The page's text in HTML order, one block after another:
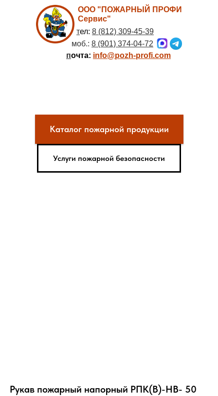
ООО "ПОЖАРНЫЙ ПРОФИ
Сервис"
почта: info@pozh-profi.com
тел: 8 (812) 309-45-39
моб.: 8 (901) 374-04-72
Каталог пожарной продукции
Услуги пожарной безопасности
Рукав пожарный напорный РПК(В)-НВ- 50